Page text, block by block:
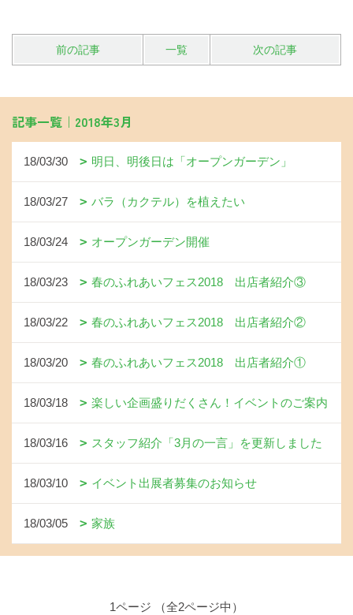
前の記事 一覧 次の記事
記事一覧｜2018年3月
18/03/30 明日、明後日は「オープンガーデン」
18/03/27 バラ（カクテル）を植えたい
18/03/24 オープンガーデン開催
18/03/23 春のふれあいフェス2018 出店者紹介③
18/03/22 春のふれあいフェス2018 出店者紹介②
18/03/20 春のふれあいフェス2018 出店者紹介①
18/03/18 楽しい企画盛りだくさん！イベントのご案内
18/03/16 スタッフ紹介「3月の一言」を更新しました
18/03/10 イベント出展者募集のお知らせ
18/03/05 家族
1ページ （全2ページ中）